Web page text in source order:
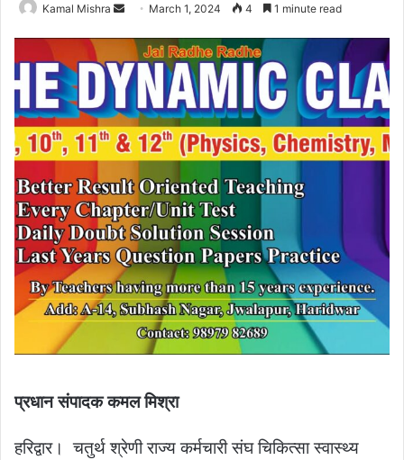
Kamal Mishra
Send
email
March 1, 2024 4 1 minute read
प्रधान संपादक कमल मिश्रा
हरिद्वार। चतुर्थ श्रेणी राज्य कर्मचारी संघ चिकित्सा स्वास्थ्य